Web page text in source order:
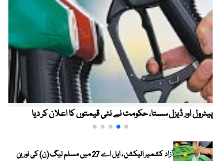
پیٹرول اور ڈیزل سستا، حکومت نے نئی قیمتوں کا اعلان کر دیا
آزاد کشمیر الیکشن ، ایل اے 27 میں مسلم لیگ (ن) کی نورین